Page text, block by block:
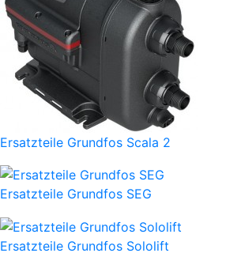
Ersatzteile Grundfos Scala 2
Ersatzteile Grundfos SEG
Ersatzteile Grundfos Sololift